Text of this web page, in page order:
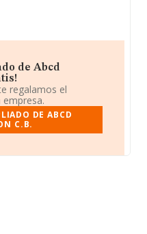
de Abcd
regalamos el
DE ABCD
C.B.